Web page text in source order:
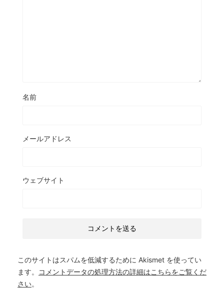
名前
メールアドレス
ウェブサイト
このサイトはスパムを低減するために Akismet を使ってい
ます。
コメントデータの処理方法の詳細はこちらをご覧くだ
さい。